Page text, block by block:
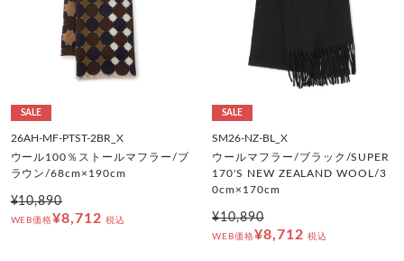
SALE
26AH-MF-PTST-2BR_X
ウール100％ストールマフラー/ブ
ラウン/68cm×190cm
¥10,890
WEB価格¥8,712 税込
SALE
SM26-NZ-BL_X
ウールマフラー/ブラック/SUPER
170'S NEW ZEALAND WOOL/3
0cm×170cm
¥10,890
WEB価格¥8,712 税込